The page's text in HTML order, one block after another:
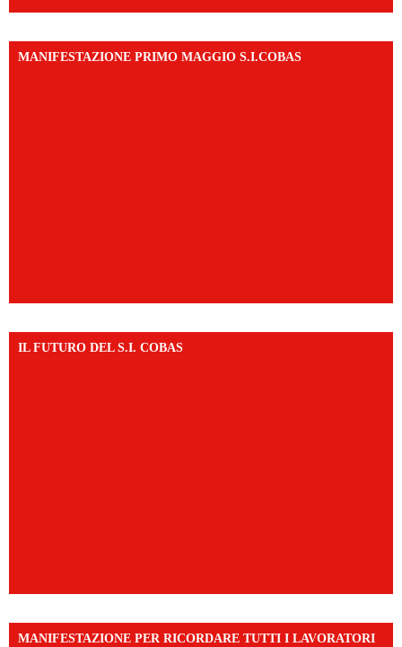
MANIFESTAZIONE PRIMO MAGGIO S.I.COBAS
IL FUTURO DEL S.I. COBAS
MANIFESTAZIONE PER RICORDARE TUTTI I LAVORATORI